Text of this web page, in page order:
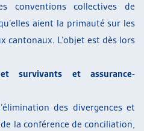
conventions collectives de
aient la primauté sur les
cantonaux. L’objet est dès lors
et survivants et assurance-
des divergences et
la conférence de conciliation,